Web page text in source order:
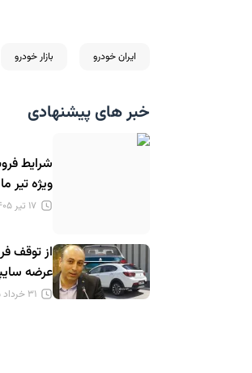
ایران خودرو بازار خودرو
خبر های پیشنهادی
ویژه تیر ماه ۱۴۰۵
۱۷ تیر ۱۴۰۵
از توقف
عرضه
۳۱ خرداد ۱۴۰۵